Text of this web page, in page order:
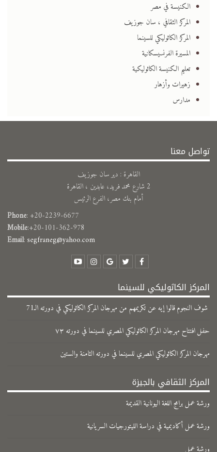
الكنيسة في مصر
المركز الثقافي ، سان جوزيف
المركز الكاثوليكي للسينما
المسيرة الفرنسيسكانية
تعليم الكنيسة الكاثوليكية
زهيرات وأزهار
مدارس
تواصل معنا
القاهرة : دير سان جوزيف
2 شارع محمد فريد، عابدين ، القاهرة
أمام بنك مصر، الفرع الرئيس
Phone: +20-2239-6677
Mobile:+20-101-362-978
Email:segfraneg@yahoo.com
المركز الكاثوليكي للسينما
شوف النجوم قالوا إيه عن تكريمهم من مهرجان المركز الكاثوليكي في دورته الـ71
حفل افتتاح مهرجان المركز الكاثوليكي المصري للسينما في دورته ٧٣
مهرجان المركز الكاثوليكي المصري للسينما في دورته الثامنة والستين
المركز الثقافي بالجيزة
ورشة عمل برامج اللغة اليونانية القديمة
ورشة عمل أكاديمية في دراسة الليتورجيات السريانية
ورشة عمل